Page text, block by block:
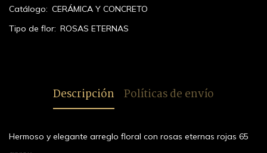
Catálogo: CERÁMICA Y CONCRETO
Tipo de flor: ROSAS ETERNAS
Descripción Políticas de envío
Hermoso y elegante arreglo floral con rosas eternas rojas 65